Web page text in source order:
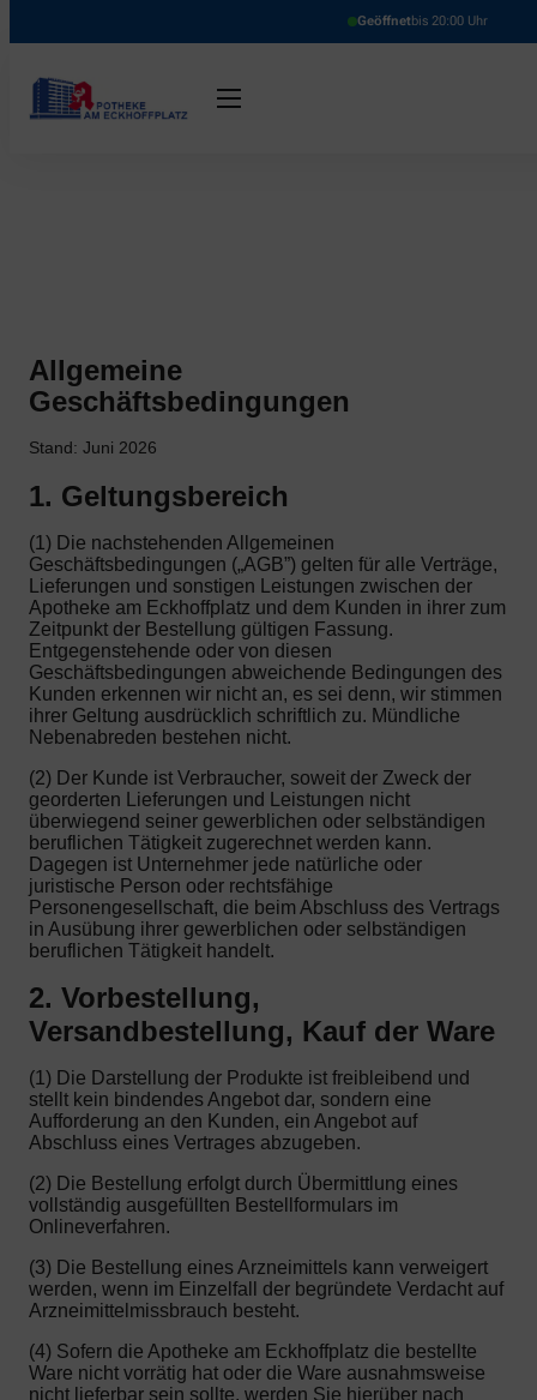
Geöffnetbis 20:00 Uhr
Allgemeine
Geschäftsbedingungen
Stand: Juni 2026
1. Geltungsbereich
(1) Die nachstehenden Allgemeinen
Geschäftsbedingungen („AGB”) gelten für alle Verträge,
Lieferungen und sonstigen Leistungen zwischen der
Apotheke am Eckhoffplatz und dem Kunden in ihrer zum
Zeitpunkt der Bestellung gültigen Fassung.
Entgegenstehende oder von diesen
Geschäftsbedingungen abweichende Bedingungen des
Kunden erkennen wir nicht an, es sei denn, wir stimmen
ihrer Geltung ausdrücklich schriftlich zu. Mündliche
Nebenabreden bestehen nicht.
(2) Der Kunde ist Verbraucher, soweit der Zweck der
georderten Lieferungen und Leistungen nicht
überwiegend seiner gewerblichen oder selbständigen
beruflichen Tätigkeit zugerechnet werden kann.
Dagegen ist Unternehmer jede natürliche oder
juristische Person oder rechtsfähige
Personengesellschaft, die beim Abschluss des Vertrags
in Ausübung ihrer gewerblichen oder selbständigen
beruflichen Tätigkeit handelt.
2. Vorbestellung,
Versandbestellung, Kauf der Ware
(1) Die Darstellung der Produkte ist freibleibend und
stellt kein bindendes Angebot dar, sondern eine
Aufforderung an den Kunden, ein Angebot auf
Abschluss eines Vertrages abzugeben.
(2) Die Bestellung erfolgt durch Übermittlung eines
vollständig ausgefüllten Bestellformulars im
Onlineverfahren.
(3) Die Bestellung eines Arzneimittels kann verweigert
werden, wenn im Einzelfall der begründete Verdacht auf
Arzneimittelmissbrauch besteht.
(4) Sofern die Apotheke am Eckhoffplatz die bestellte
Ware nicht vorrätig hat oder die Ware ausnahmsweise
nicht lieferbar sein sollte, werden Sie hierüber nach